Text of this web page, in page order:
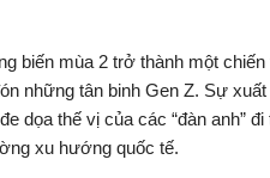
biến mùa 2 trở thành một
những tân binh Gen Z. Sự
dọa thế vị của các “đàn anh”
xu hướng quốc tế.